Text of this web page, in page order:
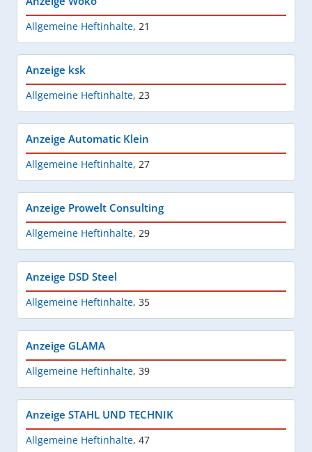
Allgemeine Heftinhalte, 21
Anzeige ksk
Allgemeine Heftinhalte, 23
Anzeige Automatic Klein
Allgemeine Heftinhalte, 27
Anzeige Prowelt Consulting
Allgemeine Heftinhalte, 29
Anzeige DSD Steel
Allgemeine Heftinhalte, 35
Anzeige GLAMA
Allgemeine Heftinhalte, 39
Anzeige STAHL UND TECHNIK
Allgemeine Heftinhalte, 47